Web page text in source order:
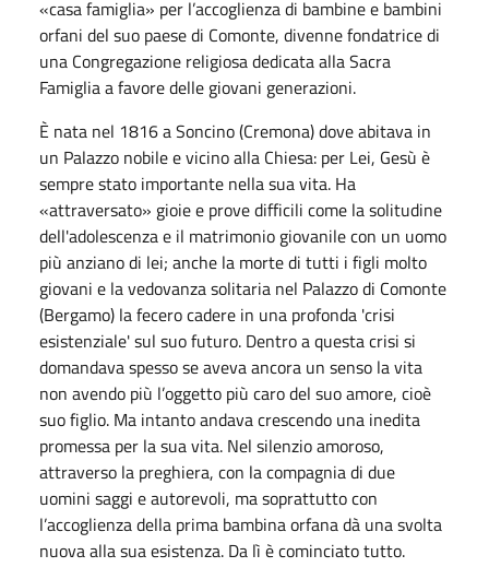
«casa famiglia» per l’accoglienza di bambine e bambini
orfani del suo paese di Comonte, divenne fondatrice di
una Congregazione religiosa dedicata alla Sacra
Famiglia a favore delle giovani generazioni.
È nata nel 1816 a Soncino (Cremona) dove abitava in
un Palazzo nobile e vicino alla Chiesa: per Lei, Gesù è
sempre stato importante nella sua vita. Ha
«attraversato» gioie e prove difficili come la solitudine
dell'adolescenza e il matrimonio giovanile con un uomo
più anziano di lei; anche la morte di tutti i figli molto
giovani e la vedovanza solitaria nel Palazzo di Comonte
(Bergamo) la fecero cadere in una profonda 'crisi
esistenziale' sul suo futuro. Dentro a questa crisi si
domandava spesso se aveva ancora un senso la vita
non avendo più l’oggetto più caro del suo amore, cioè
suo figlio. Ma intanto andava crescendo una inedita
promessa per la sua vita. Nel silenzio amoroso,
attraverso la preghiera, con la compagnia di due
uomini saggi e autorevoli, ma soprattutto con
l’accoglienza della prima bambina orfana dà una svolta
nuova alla sua esistenza. Da lì è cominciato tutto.